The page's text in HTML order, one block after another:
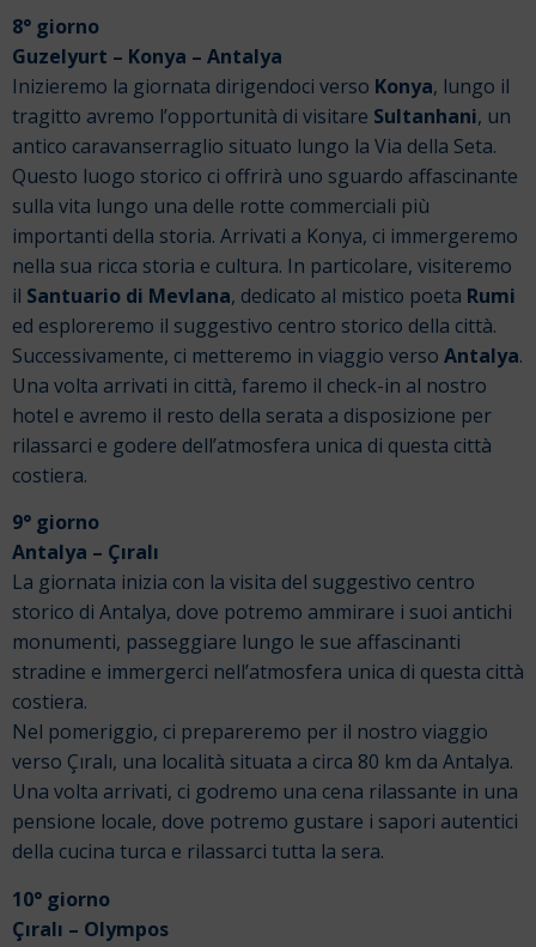
8° giorno
Guzelyurt – Konya – Antalya
Inizieremo la giornata dirigendoci verso Konya, lungo il
tragitto avremo l’opportunità di visitare Sultanhani, un
antico caravanserraglio situato lungo la Via della Seta.
Questo luogo storico ci offrirà uno sguardo affascinante
sulla vita lungo una delle rotte commerciali più
importanti della storia. Arrivati a Konya, ci immergeremo
nella sua ricca storia e cultura. In particolare, visiteremo
il Santuario di Mevlana, dedicato al mistico poeta Rumi
ed esploreremo il suggestivo centro storico della città.
Successivamente, ci metteremo in viaggio verso Antalya.
Una volta arrivati in città, faremo il check-in al nostro
hotel e avremo il resto della serata a disposizione per
rilassarci e godere dell’atmosfera unica di questa città
costiera.
9° giorno
Antalya – Çıralı
La giornata inizia con la visita del suggestivo centro
storico di Antalya, dove potremo ammirare i suoi antichi
monumenti, passeggiare lungo le sue affascinanti
stradine e immergerci nell’atmosfera unica di questa città
costiera.
Nel pomeriggio, ci prepareremo per il nostro viaggio
verso Çıralı, una località situata a circa 80 km da Antalya.
Una volta arrivati, ci godremo una cena rilassante in una
pensione locale, dove potremo gustare i sapori autentici
della cucina turca e rilassarci tutta la sera.
10° giorno
Çıralı – Olympos